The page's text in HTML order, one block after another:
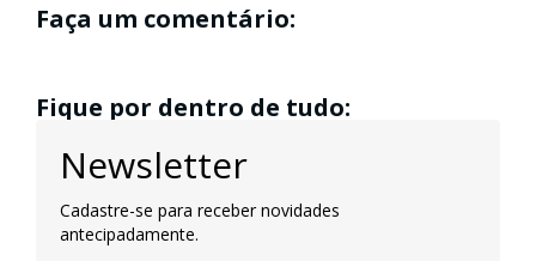
Faça um comentário:
Fique por dentro de tudo:
Newsletter
Cadastre-se para receber novidades
antecipadamente.